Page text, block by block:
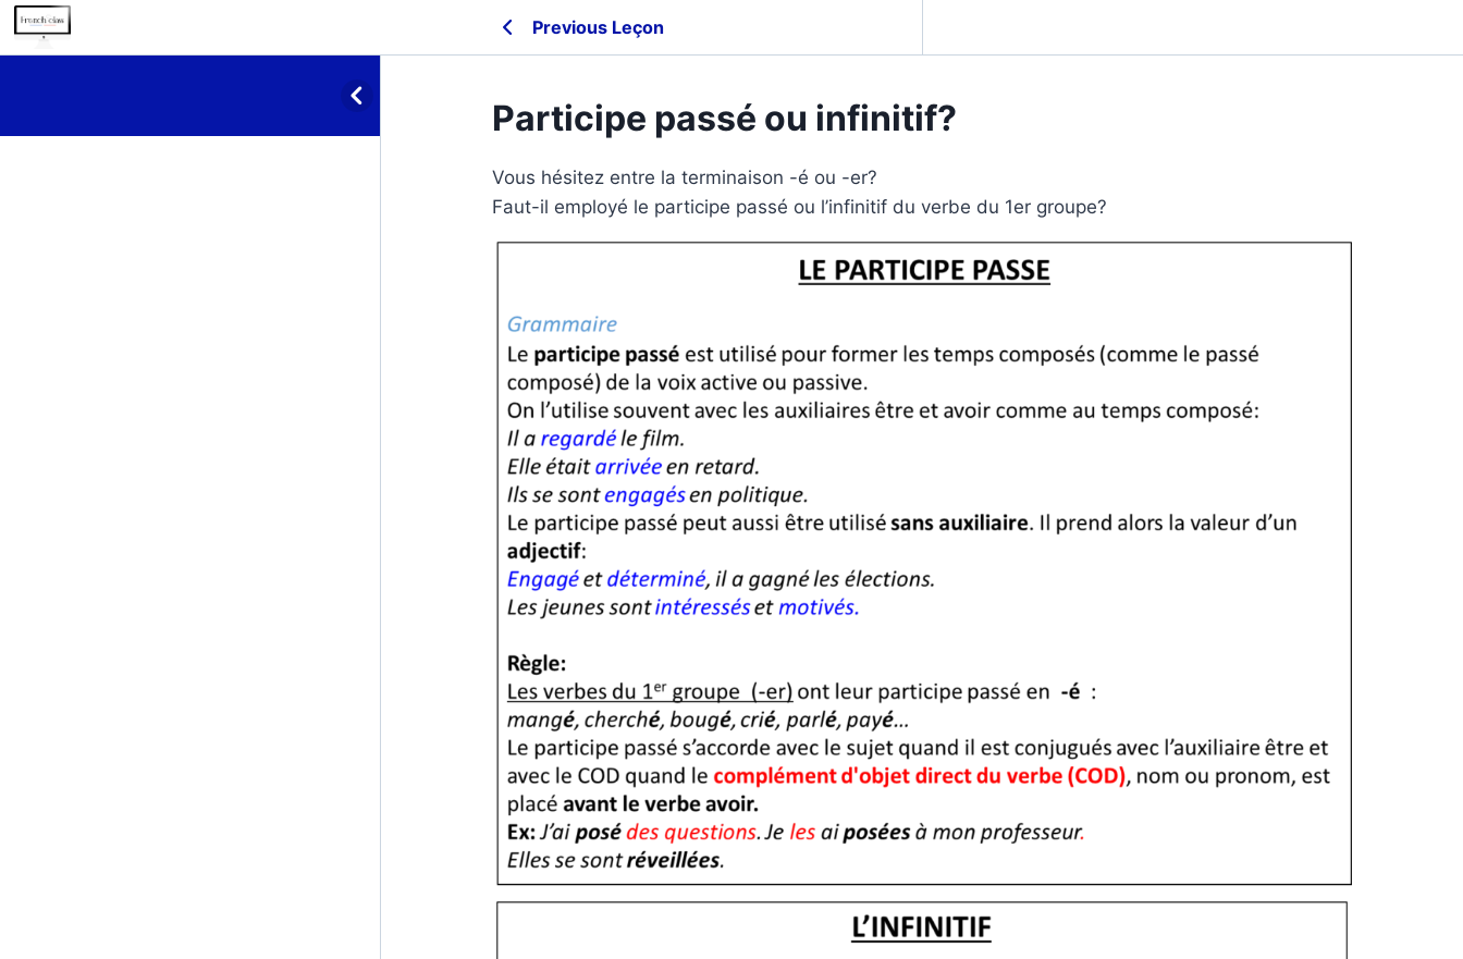
Previous Leçon
Participe passé ou infinitif?
Vous hésitez entre la terminaison -é ou -er?
Faut-il employé le participe passé ou l’infinitif du verbe du 1er groupe?